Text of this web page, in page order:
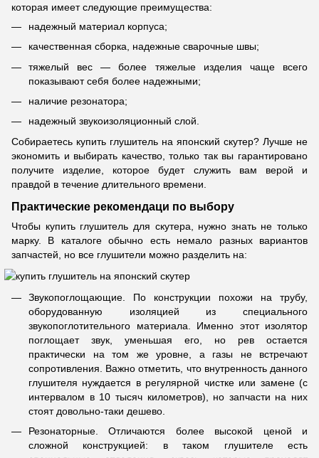
которая имеет следующие преимущества:
надежный материал корпуса;
качественная сборка, надежные сварочные швы;
тяжелый вес — более тяжелые изделия чаще всего
показывают себя более надежными;
наличие резонатора;
надежный звукоизоляционный слой.
Собираетесь купить глушитель на японский скутер? Лучше не
экономить и выбирать качество, только так вы гарантировано
получите изделие, которое будет служить вам верой и
правдой в течение длительного времени.
Практические рекомендаци по выбору
Чтобы купить глушитель для скутера, нужно знать не только
марку. В каталоге обычно есть немало разных вариантов
запчастей, но все глушители можно разделить на:
Звукопоглощающие. По конструкции похожи на трубу,
оборудованную изоляцией из специального
звукопоглотительного материала. Именно этот изолятор
поглощает звук, уменьшая его, но рев остается
практически на том же уровне, а газы не встречают
сопротивления. Важно отметить, что внутренность данного
глушителя нуждается в регулярной чистке или замене (с
интервалом в 10 тысяч километров), но запчасти на них
стоят довольно-таки дешево.
Резонаторные. Отличаются более высокой ценой и
сложной конструкцией: в таком глушителе есть